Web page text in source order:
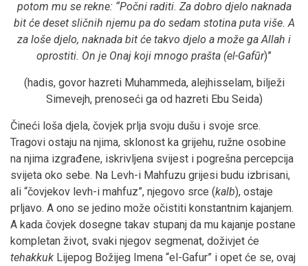
potom mu se rekne: “Počni raditi. Za dobro djelo naknada
bit će deset sličnih njemu pa do sedam stotina puta više. A
za loše djelo, naknada bit će takvo djelo a može ga Allah i
oprostiti. On je Onaj koji mnogo prašta (el-Gafūr)”
(hadis, govor hazreti Muhammeda, alejhisselam, bilježi
Simevejh, prenoseći ga od hazreti Ebu Seida)
Čineći loša djela, čovjek prlja svoju dušu i svoje srce.
Tragovi ostaju na njima, sklonost ka grijehu, ružne osobine
na njima izgrađene, iskrivljena svijest i pogrešna percepcija
svijeta oko sebe. Na Levh-i Mahfuzu grijesi budu izbrisani,
ali “čovjekov levh-i mahfuz”, njegovo srce (kalb), ostaje
prljavo. A ono se jedino može očistiti konstantnim kajanjem.
A kada čovjek dosegne takav stupanj da mu kajanje postane
kompletan život, svaki njegov segmenat, doživjet će
tehakkuk Lijepog Božijeg Imena “el-Gafur” i opet će se, ovaj